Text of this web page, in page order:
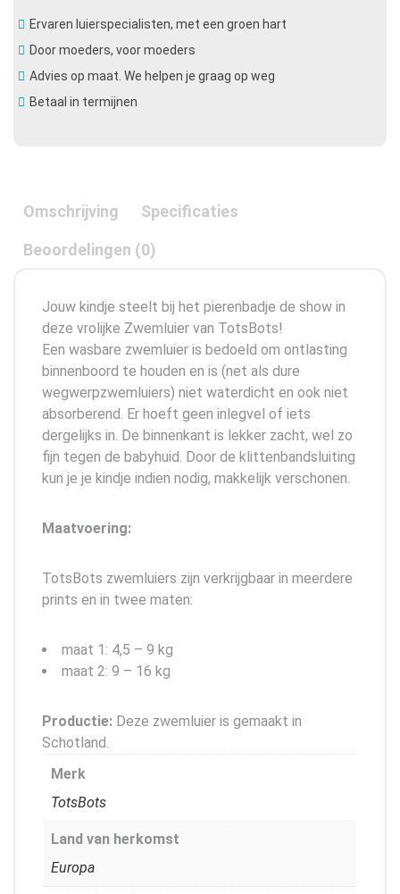
Ervaren luierspecialisten, met een groen hart
Door moeders, voor moeders
Advies op maat. We helpen je graag op weg
Betaal in termijnen
Omschrijving Specificaties
Beoordelingen (0)
Jouw kindje steelt bij het pierenbadje de show in
deze vrolijke Zwemluier van TotsBots!
Een wasbare zwemluier is bedoeld om ontlasting
binnenboord te houden en is (net als dure
wegwerpzwemluiers) niet waterdicht en ook niet
absorberend. Er hoeft geen inlegvel of iets
dergelijks in. De binnenkant is lekker zacht, wel zo
fijn tegen de babyhuid. Door de klittenbandsluiting
kun je je kindje indien nodig, makkelijk verschonen.
Maatvoering:
TotsBots zwemluiers zijn verkrijgbaar in meerdere
prints en in twee maten:
maat 1: 4,5 – 9 kg
maat 2: 9 – 16 kg
Productie: Deze zwemluier is gemaakt in
Schotland.
Merk
TotsBots
Land van herkomst
Europa